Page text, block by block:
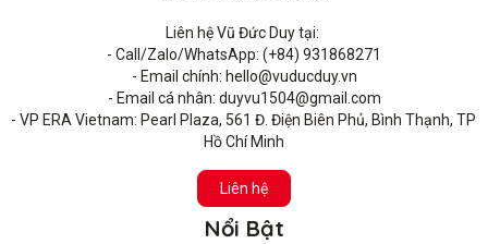
Liên hệ Vũ Đức Duy tại:
- Call/Zalo/WhatsApp: (+84) 931868271
- Email chính: hello@vuducduy.vn
- Email cá nhân: duyvu1504@gmail.com
- VP ERA Vietnam: Pearl Plaza, 561 Đ. Điện Biên Phủ, Bình Thạnh, TP
Hồ Chí Minh
Liên hệ
Nổi Bật